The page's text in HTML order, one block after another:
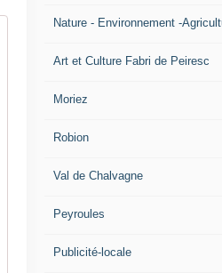
Nature - Environnement -
Art et Culture Fabri de Peiresc
Moriez
Robion
Val de Chalvagne
Peyroules
Publicité-locale